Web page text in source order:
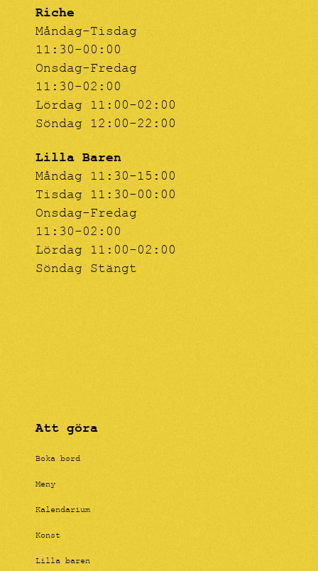
Riche
Måndag-Tisdag
11:30-00:00
Onsdag-Fredag
11:30-02:00
Lördag 11:00-02:00
Söndag 12:00-22:00
Lilla Baren
Måndag 11:30-15:00
Tisdag 11:30-00:00
Onsdag-Fredag
11:30-02:00
Lördag 11:00-02:00
Söndag Stängt
Att göra
Boka bord
Meny
Kalendarium
Konst
Lilla baren